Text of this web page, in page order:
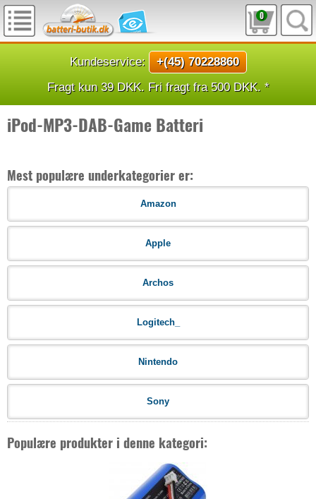
0
Kundeservice:
+(45) 70228860
Fragt kun 39 DKK. Fri fragt fra 500 DKK. *
iPod-MP3-DAB-Game Batteri
Mest populære underkategorier er:
Amazon
Apple
Archos
Logitech_
Nintendo
Sony
Populære produkter i denne kategori: